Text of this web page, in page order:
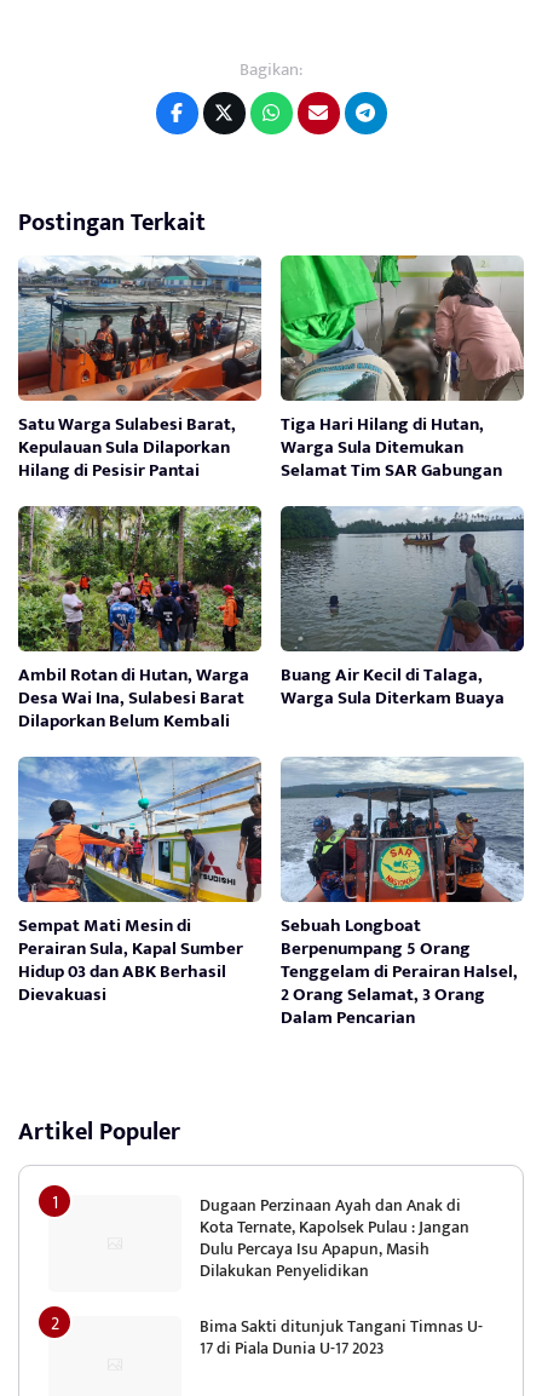
Bagikan:
Postingan Terkait
Satu Warga Sulabesi Barat,
Kepulauan Sula Dilaporkan
Hilang di Pesisir Pantai
Tiga Hari Hilang di Hutan,
Warga Sula Ditemukan
Selamat Tim SAR Gabungan
Ambil Rotan di Hutan, Warga
Desa Wai Ina, Sulabesi Barat
Dilaporkan Belum Kembali
Buang Air Kecil di Talaga,
Warga Sula Diterkam Buaya
Sempat Mati Mesin di
Perairan Sula, Kapal Sumber
Hidup 03 dan ABK Berhasil
Dievakuasi
Sebuah Longboat
Berpenumpang 5 Orang
Tenggelam di Perairan Halsel,
2 Orang Selamat, 3 Orang
Dalam Pencarian
Artikel Populer
Dugaan Perzinaan Ayah dan Anak di
Kota Ternate, Kapolsek Pulau : Jangan
Dulu Percaya Isu Apapun, Masih
Dilakukan Penyelidikan
Bima Sakti ditunjuk Tangani Timnas U-
17 di Piala Dunia U-17 2023